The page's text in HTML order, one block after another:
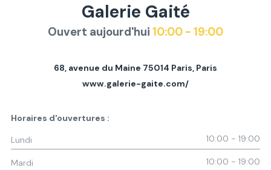
Galerie Gaité
Ouvert aujourd'hui 10:00 - 19:00
68, avenue du Maine 75014 Paris, Paris
www.galerie-gaite.com/
Horaires d'ouvertures :
Lundi 10:00 - 19:00
Mardi 10:00 - 19:00